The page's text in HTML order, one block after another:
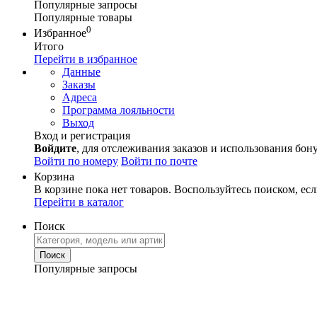
Популярные запросы
Популярные товары
Избранное0
Итого
Перейти в избранное
Данные
Заказы
Адреса
Программа лояльности
Выход
Вход и регистрация
Войдите, для отслеживания заказов и использования
Войти по номеру Войти по почте
Корзина
В корзине пока нет товаров. Воспользуйтесь поиском,
Перейти в каталог
Поиск
Популярные запросы